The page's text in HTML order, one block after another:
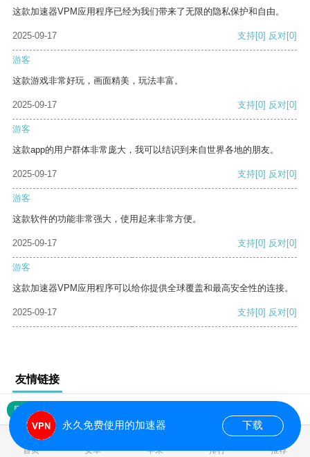
这款加速器VPM应用程序已经为我们带来了无限的隐私保护和自由。
2025-09-17 支持[0] 反对[0]
游客
这款游戏非常好玩，画面精美，玩法丰富。
2025-09-17 支持[0] 反对[0]
游客
这款app的用户群体非常庞大，我可以结识到来自世界各地的朋友。
2025-09-17 支持[0] 反对[0]
游客
这款软件的功能非常强大，使用起来非常方便。
2025-09-17 支持[0] 反对[0]
游客
这款加速器VPM应用程序可以给你提供全球覆盖和最高安全性的连接。
2025-09-17 支持[0] 反对[0]
友情链接
网站地图
首页 安卓 苹果 排行 推荐
永久免费使用的加速器 下载
0.017771s